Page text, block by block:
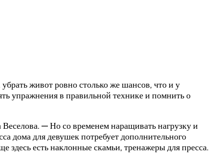
живот ровно столько же шансов, что и у
упражнения в правильной технике и помнить о
— Но со временем наращивать нагрузку и
дома для девушек потребует дополнительного
здесь есть наклонные скамьи, тренажеры для пресса.